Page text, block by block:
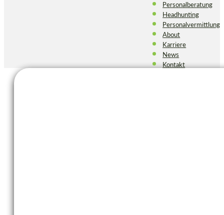
Personalberatung
Headhunting
Personalvermittlung
About
Karriere
News
Kontakt